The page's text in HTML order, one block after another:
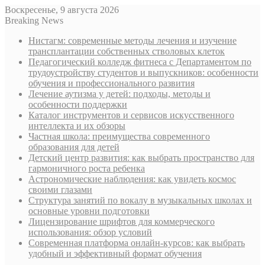
Воскресенье, 9 августа 2026
Breaking News
Нистагм: современные методы лечения и изучение
трансплантации собственных стволовых клеток
Педагогический колледж фитнеса с Департаментом по
трудоустройству студентов и выпускников: особенности
обучения и профессионального развития
Лечение аутизма у детей: подходы, методы и
особенности поддержки
Каталог инструментов и сервисов искусственного
интеллекта и их обзоры
Частная школа: преимущества современного
образования для детей
Детский центр развития: как выбрать пространство для
гармоничного роста ребенка
Астрономические наблюдения: как увидеть космос
своими глазами
Структура занятий по вокалу в музыкальных школах и
основные уровни подготовки
Лицензирование шрифтов для коммерческого
использования: обзор условий
Современная платформа онлайн-курсов: как выбрать
удобный и эффективный формат обучения